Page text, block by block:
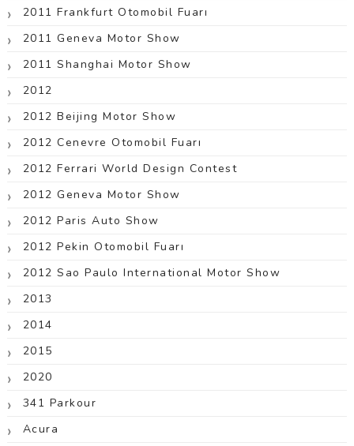
2011 Frankfurt Otomobil Fuarı
2011 Geneva Motor Show
2011 Shanghai Motor Show
2012
2012 Beijing Motor Show
2012 Cenevre Otomobil Fuarı
2012 Ferrari World Design Contest
2012 Geneva Motor Show
2012 Paris Auto Show
2012 Pekin Otomobil Fuarı
2012 Sao Paulo International Motor Show
2013
2014
2015
2020
341 Parkour
Acura